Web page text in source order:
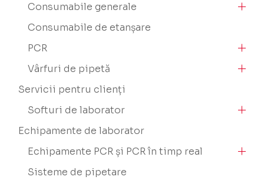
Consumabile generale
Consumabile de etanșare
PCR
Vârfuri de pipetă
Servicii pentru clienți
Softuri de laborator
Echipamente de laborator
Echipamente PCR și PCR în timp real
Sisteme de pipetare